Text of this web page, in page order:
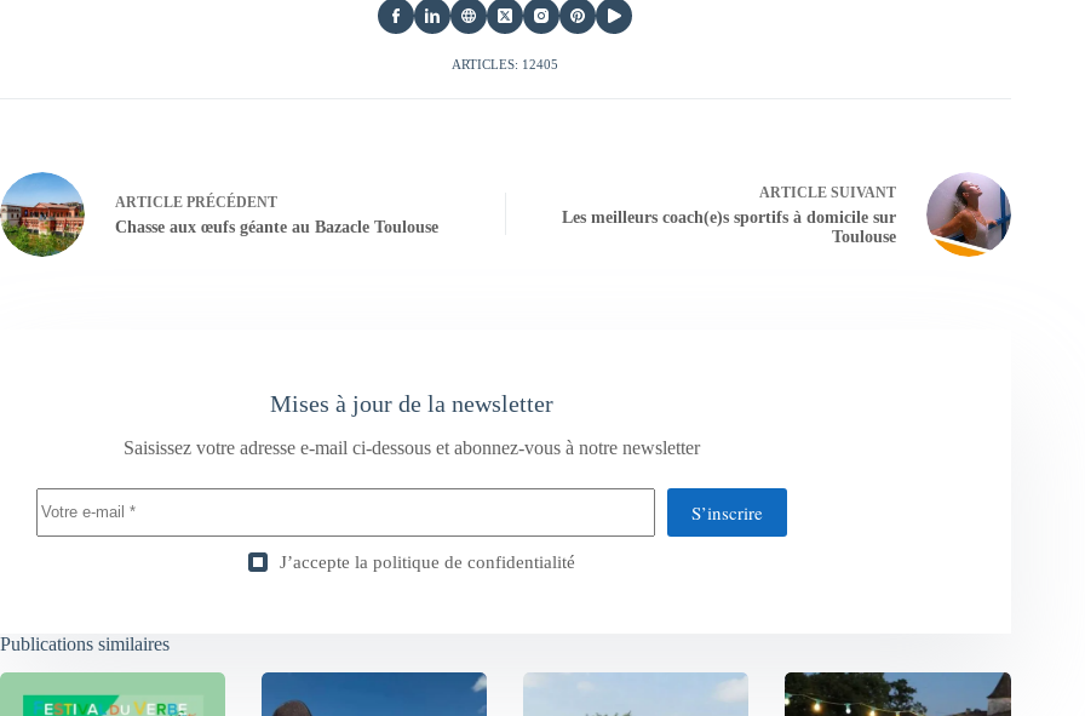
ARTICLES: 12405
ARTICLE PRÉCÉDENT
Chasse aux œufs géante au Bazacle Toulouse
ARTICLESUIVANT
Les meilleurs coach(e)s sportifs à domicile sur
Toulouse
Mises à jour de la newsletter
Saisissez votre adresse e-mail ci-dessous et abonnez-vous à notre newsletter
S’inscrire
J’accepte la politique de confidentialité
Publications similaires